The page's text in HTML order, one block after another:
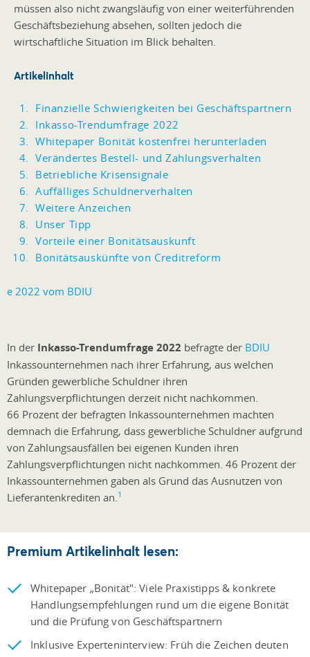
müssen also nicht zwangsläufig von einer weiterführenden
Geschäftsbeziehung absehen, sollten jedoch die
wirtschaftliche Situation im Blick behalten.
Artikelinhalt
Finanzielle Schwierigkeiten bei Geschäftspartnern
Inkasso-Trendumfrage 2022
Whitepaper Bonität kostenfrei herunterladen
Verändertes Bestell- und Zahlungsverhalten
Betriebliche Krisensignale
Auffälliges Schuldnerverhalten
Weitere Anzeichen
Unser Tipp
Vorteile einer Bonitätsauskunft
Bonitätsauskünfte von Creditreform
In der Inkasso-Trendumfrage 2022 befragte der BDIU
Inkassounternehmen nach ihrer Erfahrung, aus welchen
Gründen gewerbliche Schuldner ihren
Zahlungsverpflichtungen derzeit nicht nachkommen.
66 Prozent der befragten Inkassounternehmen machten
demnach die Erfahrung, dass gewerbliche Schuldner aufgrund
von Zahlungsausfällen bei eigenen Kunden ihren
Zahlungsverpflichtungen nicht nachkommen. 46 Prozent der
Inkassounternehmen gaben als Grund das Ausnutzen von
Lieferantenkrediten an. 1
Premium Artikelinhalt lesen:
Whitepaper „Bonität": Viele Praxistipps & konkrete
Handlungsempfehlungen rund um die eigene Bonität
und die Prüfung von Geschäftspartnern
Inklusive Experteninterview: Früh die Zeichen deuten